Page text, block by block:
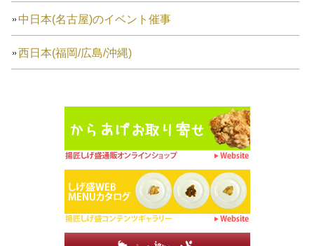
中日本(名古屋)のイベント催事
西日本(福岡/広島/沖縄)